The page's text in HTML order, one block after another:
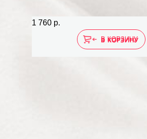
1 760 р.
В КОРЗИНУ